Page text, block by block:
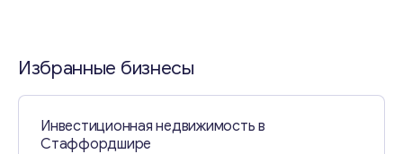
Избранные бизнесы
Инвестиционная недвижимость в
Стаффордшире